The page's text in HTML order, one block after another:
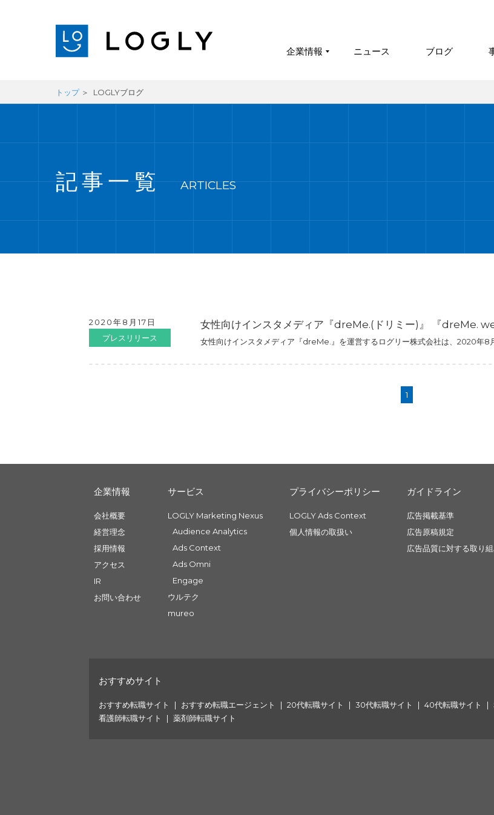
企業情報 ニュース ブログ
トップ LOGLYブログ
記事一覧 ARTICLES
2020年8月17日
プレスリリース
女性向けインスタメディア『dreMe.(ドリミー)』 『dreMe.
女性向けインスタメディア『dreMe.』を運営するログリー株式会社は、2020年
1
企業情報
会社概要
経営理念
採用情報
アクセス
IR
お問い合わせ
サービス
LOGLY Marketing Nexus
Audience Analytics
Ads Context
Ads Omni
Engage
ウルテク
mureo
プライバシーポリシー
LOGLY Ads Context
個人情報の取扱い
ガイドライン
広告掲載基準
広告原稿規定
広告品質に対する取り
おすすめサイト
おすすめ転職サイト おすすめ転職エージェント 20代転職サイト 30代転職サイト 40代転職サイト
看護師転職サイト
薬剤師転職サイト